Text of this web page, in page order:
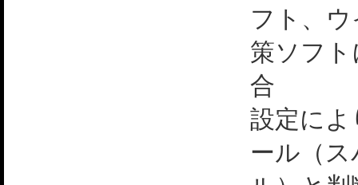
フト、
策ソフ
合
設定に
ール（